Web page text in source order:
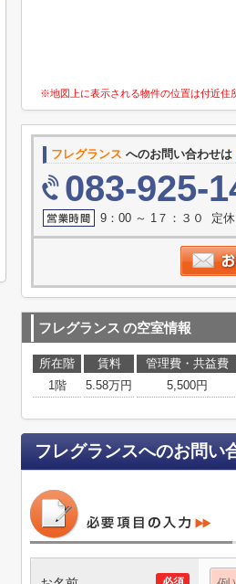
※地図上に表示される物件の位置は付近住
フレグランス へのお問い合わせは
083-925-
9：00 ～ 1７：３０ 定
フレグランス の空室情報
所在階 賃料 管理費・共益費
1階
5.58万円 5,500円
フレグランスへのお問い